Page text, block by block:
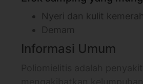
Nyeri dan kulit
Demam
Informasi Umum